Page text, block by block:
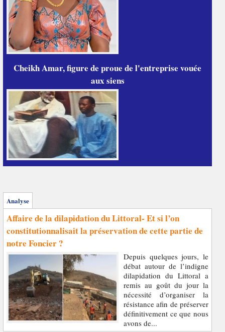
Cheikh Amar, figure de proue de l'entreprise vouée
aux siens
Analyse
Affaire de la dilapidation du Littoral- Et si l’on
constitutionnalisait la préservation de cette partie de
notre Foncier ?
Depuis quelques jours, le
débat autour de l’indigne
dilapidation du Littoral a
remis au goût du jour la
nécessité d’organiser la
résistance afin de préserver
définitivement ce que nous
avons de...